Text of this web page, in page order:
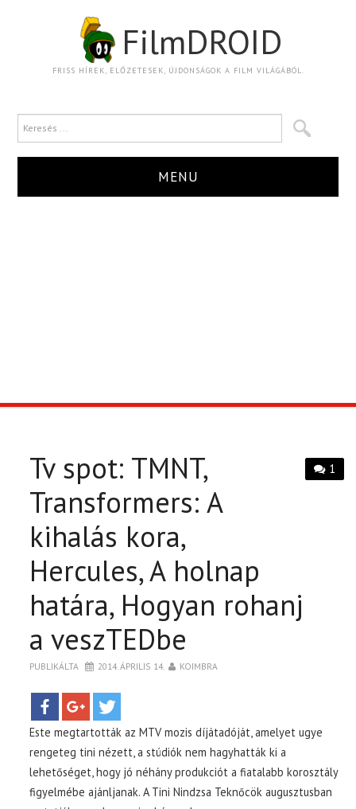
FilmDROID
FRISS HÍREK, ELŐZETESEK, ÚJDONSÁGOK A FILM VILÁGÁBÓL.
MENU
PÓLÓ RENDELÉS
1
Tv spot: TMNT,
Transformers: A
kihalás kora,
Hercules, A holnap
határa, Hogyan rohanj
a veszTEDbe
PUBLIKÁLTA 2014. ÁPRILIS 14. KOIMBRA
Este megtartották az MTV mozis díjátadóját, amelyet ugye
rengeteg tini nézett, a stúdiók nem hagyhatták ki a
lehetőséget, hogy jó néhány produkciót a fiatalabb korosztály
figyelmébe ajánljanak. A Tini Nindzsa Teknőcök augusztusban